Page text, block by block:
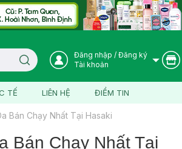
Search icon User Icon
Đăng nhập / Đăng ký
Tài khoản
TẾ LIÊN HỆ ĐIỂM TIN
Bán Chạy Nhất Tại Hasaki
Bán Chạy Nhất Tại